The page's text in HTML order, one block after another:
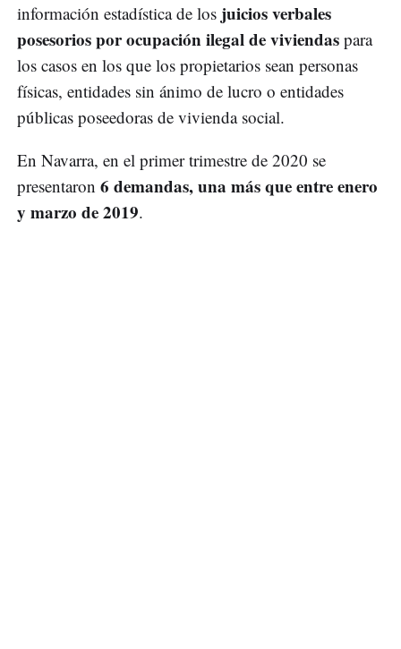
información estadística de los juicios verbales
posesorios por ocupación ilegal de viviendas para
los casos en los que los propietarios sean personas
físicas, entidades sin ánimo de lucro o entidades
públicas poseedoras de vivienda social.
En Navarra, en el primer trimestre de 2020 se
presentaron 6 demandas, una más que entre enero
y marzo de 2019.